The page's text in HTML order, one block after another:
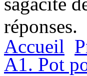
réponses.
Accueil
A1. Pot